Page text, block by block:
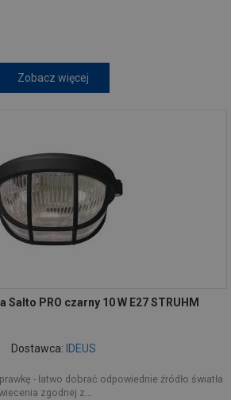
Zobacz więcej
PRO czarny 10 W E27 STRUHM
Dostawca: IDEUS
- łatwo dobrać odpowiednie źródło światła
zgodnej z...